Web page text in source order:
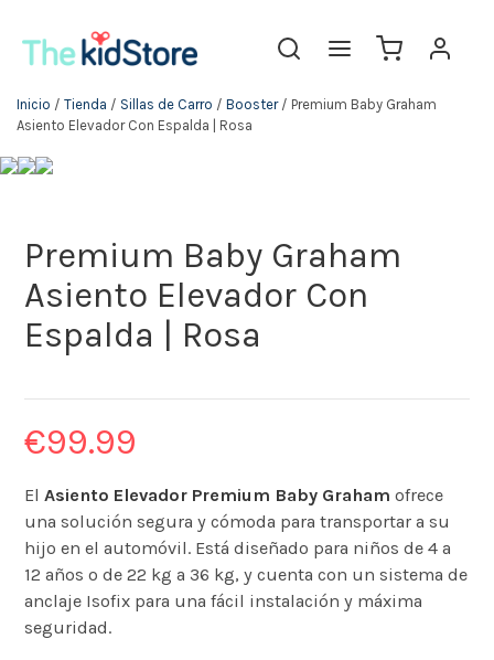
Inicio / Tienda / Sillas de Carro / Booster/ Premium Baby Graham
Asiento Elevador Con Espalda | Rosa
Premium Baby Graham
Asiento Elevador Con
Espalda | Rosa
€99.99
ElAsiento Elevador Premium Baby Graham ofrece
una solución segura y cómoda para transportar a su
hijo en el automóvil. Está diseñado para niños de 4 a
12 años o de 22 kg a 36 kg, y cuenta con un sistema de
anclaje Isofix para una fácil instalación y máxima
seguridad.